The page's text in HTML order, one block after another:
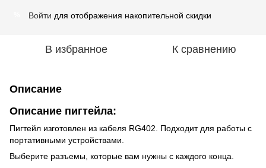
Войти для отображения накопительной скидки
В избранное К сравнению
Описание
Описание пигтейла:
Пигтейл изготовлен из кабеля RG402. Подходит для работы с
портативными устройствами.
Выберите разъемы, которые вам нужны с каждого конца.